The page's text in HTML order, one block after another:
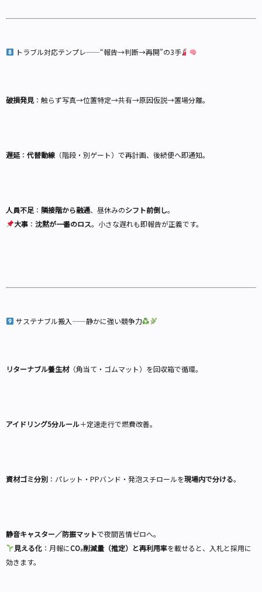
トラブル対応テンプレ——“報告→判断→再開”の3手
破損発見：触らず写真→位置特定→共有→原因仮説→置場分離。
遅延： 代替動線 （階段・別ゲート）で再計画、後続便へ即通知。
人員不足 ： 隣接階から融通、昼休みのシフト前倒し。
大事： 沈黙が一番のロス。小さな遅れも即報告が正義です。
サステナブル搬入——静かに強い競争力
リターナブル養生材（角当て・ゴムマット）を回収箱で循環。
アイドリング5分ルール＋定速走行で燃費改善。
資材ゴミ分別 ：パレット・PPバンド・発泡スチロールを現場内で分ける。
静音キャスター／防振マットで夜間苦情ゼロへ。
見える化：月報にCO₂削減量（推定）と再利用率を載せると、入札と採用に
効きます。